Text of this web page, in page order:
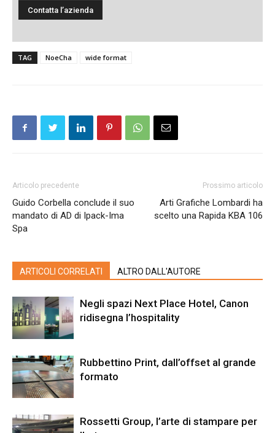
TAG NoeCha wide format
Articolo precedente
Guido Corbella conclude il suo
mandato di AD di Ipack-Ima
Spa
Prossimo articolo
Arti Grafiche Lombardi ha
scelto una Rapida KBA 106
ARTICOLI CORRELATI ALTRO DALL'AUTORE
Negli spazi Next Place Hotel, Canon
ridisegna l’hospitality
Rubbettino Print, dall’offset al grande
formato
Rossetti Group, l’arte di stampare per